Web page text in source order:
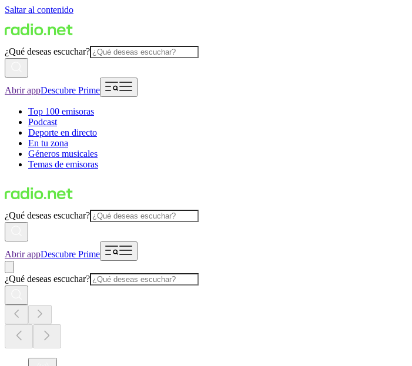
Saltar al contenido
¿Qué deseas escuchar?
Abrir appDescubre Prime
Top 100 emisoras
Podcast
Deporte en directo
En tu zona
Géneros musicales
Temas de emisoras
¿Qué deseas escuchar?
Abrir appDescubre Prime
¿Qué deseas escuchar?